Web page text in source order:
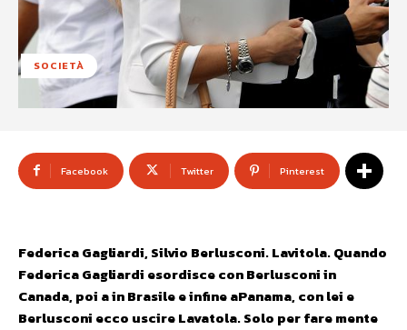
SOCIETÀ
Facebook Twitter Pinterest
Federica Gagliardi, Silvio Berlusconi. Lavitola. Quando
Federica Gagliardi esordisce con Berlusconi in
Canada, poi a in Brasile e infine aPanama, con lei e
Berlusconi ecco uscire Lavatola. Solo per fare mente